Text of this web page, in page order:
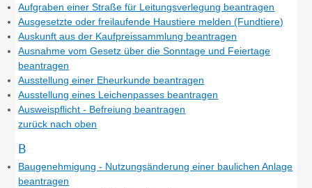
Aufgraben einer Straße für Leitungsverlegung beantragen
Ausgesetzte oder freilaufende Haustiere melden (Fundtiere)
Auskunft aus der Kaufpreissammlung beantragen
Ausnahme vom Gesetz über die Sonntage und Feiertage
beantragen
Ausstellung einer Eheurkunde beantragen
Ausstellung eines Leichenpasses beantragen
Ausweispflicht - Befreiung beantragen
zurück nach oben
B
Baugenehmigung - Nutzungsänderung einer baulichen Anlage
beantragen